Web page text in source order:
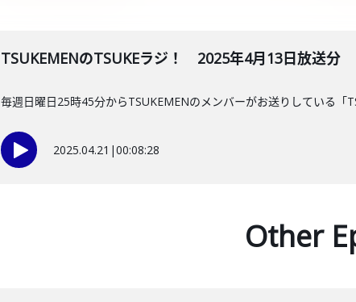
TSUKEMENのTSUKEラジ！ 2025年4月13日放送分
毎週日曜日25時45分からTSUKEMENのメンバーがお送りしている「
2025.04.21 |00:08:28
Other